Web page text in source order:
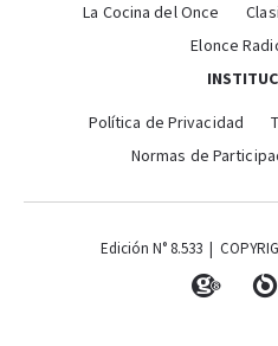
La Cocina del Once
Elonce
Política de Privacidad
Normas de
Edición N° 8.533 |